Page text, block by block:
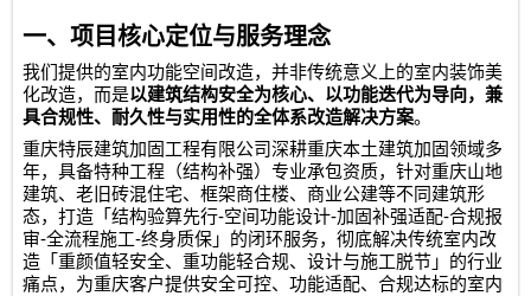
一、项目核心定位与服务理念
我们提供的室内功能空间改造，并非传统意义上的室内装饰美
化改造，而是以建筑结构安全为核心、以功能迭代为导向，兼
具合规性、耐久性与实用性的全体系改造解决方案。
重庆特辰建筑加固工程有限公司深耕重庆本土建筑加固领域多
年，具备特种工程（结构补强）专业承包资质，针对重庆山地
建筑、老旧砖混住宅、框架商住楼、商业公建等不同建筑形
态，打造「结构验算先行-空间功能设计-加固补强适配-合规报
审-全流程施工-终身质保」的闭环服务，彻底解决传统室内改
造「重颜值轻安全、重功能轻合规、设计与施工脱节」的行业
痛点，为重庆客户提供安全可控、功能适配、合规达标的室内